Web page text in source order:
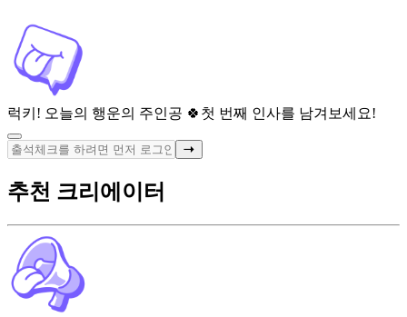
럭키! 오늘의 행운의 주인공 🍀 첫 번째 인사를 남겨보세요!
추천 크리에이터